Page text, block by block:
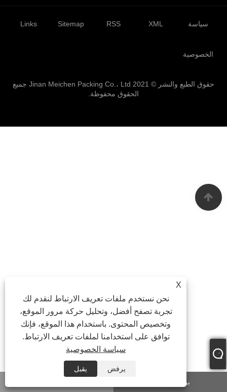
X
نحن نستخدم ملفات تعريف الارتباط لنقدم لك
تجربة تصفح أفضل، وتحليل حركة مرور الموقع،
وتخصيص المحتوى. باستخدام هذا الموقع، فإنك
توافق على استخدامنا لملفات تعريف الارتباط.
سياسة الخصوصية
يرفض
يقبل
بريد إلكتروني
Links Sitemap RSS XML سياسة
الخصوصية
حقوق الطبع والنشر © 2021 Jinan Meichen Packing Co.، Ltd جميع
الحقوق محفوظة.